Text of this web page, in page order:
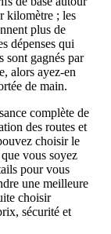
kilomètre ; les
plus de
dépenses qui
sont gagnés par
alors ayez-en
de main.
complète de
des routes et
choisir le
vous soyez
pour vous
une meilleure
choisir
sécurité et